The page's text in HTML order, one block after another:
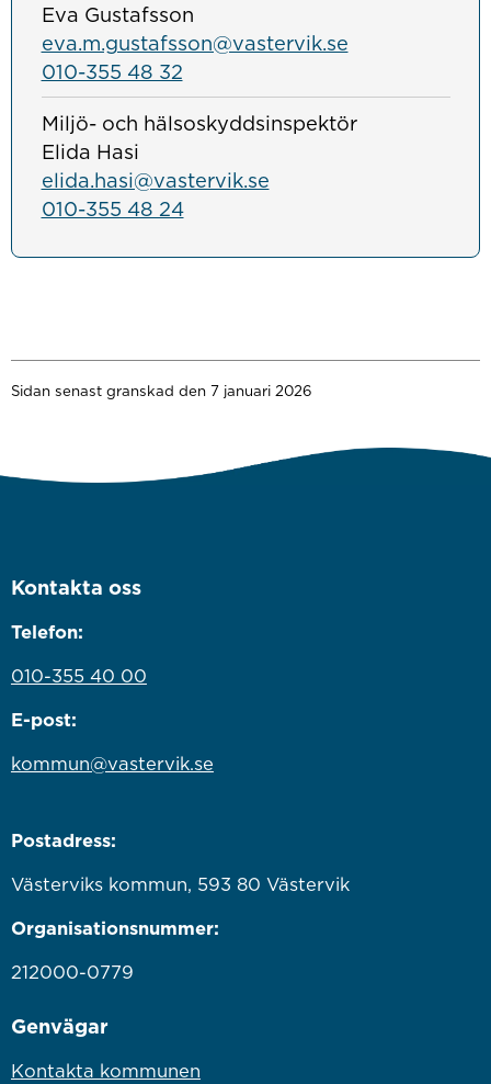
Eva Gustafsson
eva.m.gustafsson@vastervik.se
010-355 48 32
Miljö- och hälsoskyddsinspektör
Elida Hasi
elida.hasi@vastervik.se
010-355 48 24
Sidan senast granskad den 7 januari 2026
Kontakta oss
Telefon:
010-355 40 00
E-post:
kommun@vastervik.se
Postadress:
Västerviks kommun, 593 80 Västervik
Organisationsnummer:
212000-0779
Genvägar
Kontakta kommunen